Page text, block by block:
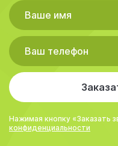
Нажимая кнопку «Заказать
конфиденциальности